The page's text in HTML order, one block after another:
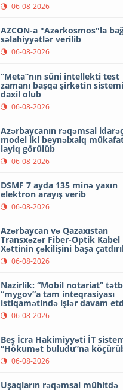
06-08-2026
AZCON-a "Azərkosmos"la
səlahiyyətlər verilib
06-08-2026
“Meta”nın süni intellekti test
zamanı başqa şirkətin
daxil olub
06-08-2026
Azərbaycanın rəqəmsal
model iki beynəlxalq
layiq görülüb
06-08-2026
DSMF 7 ayda 135 minə yaxın
elektron arayış verib
06-08-2026
Azərbaycan və Qazaxıstan
Transxəzər Fiber-Optik Kabel
Xəttinin çəkilişini başa
06-08-2026
Nazirlik: “Mobil notariat”
“mygov”a tam inteqrasiyası
istiqamətində işlər davam
06-08-2026
Beş İcra Hakimiyyəti İT
“Hökumət buludu”na
06-08-2026
Uşaqların rəqəmsal mühitdə